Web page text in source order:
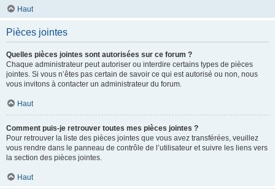
Haut
Pièces jointes
Quelles pièces jointes sont autorisées sur ce forum ?
Chaque administrateur peut autoriser ou interdire certains types de pièces
jointes. Si vous n’êtes pas certain de savoir ce qui est autorisé ou non, nous
vous invitons à contacter un administrateur du forum.
Haut
Comment puis-je retrouver toutes mes pièces jointes ?
Pour retrouver la liste des pièces jointes que vous avez transférées, veuillez
vous rendre dans le panneau de contrôle de l’utilisateur et suivre les liens vers
la section des pièces jointes.
Haut